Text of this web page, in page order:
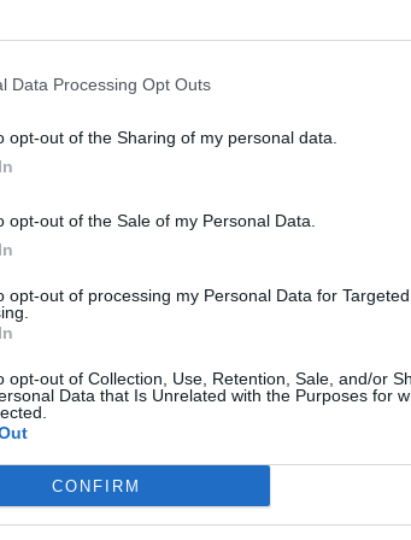
Data Processing Opt Outs
opt-out of the Sharing of my personal data.
opt-out of the Sale of my Personal Data.
opt-out of processing my Personal Data for Targeted
opt-out of Collection, Use, Retention, Sale, and/or
Data that Is Unrelated with the Purposes for
CONFIRM
ir Lenkijos futbolininkai
futbolininkai su baltarusiais